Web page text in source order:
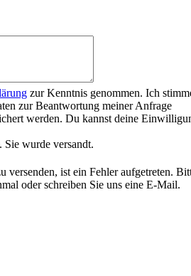
zur Kenntnis genommen. Ich
zur Beantwortung meiner Anfrage
werden. Du kannst deine
wurde versandt.
versenden, ist ein Fehler aufgetreten.
oder schreiben Sie uns eine E-Mail.